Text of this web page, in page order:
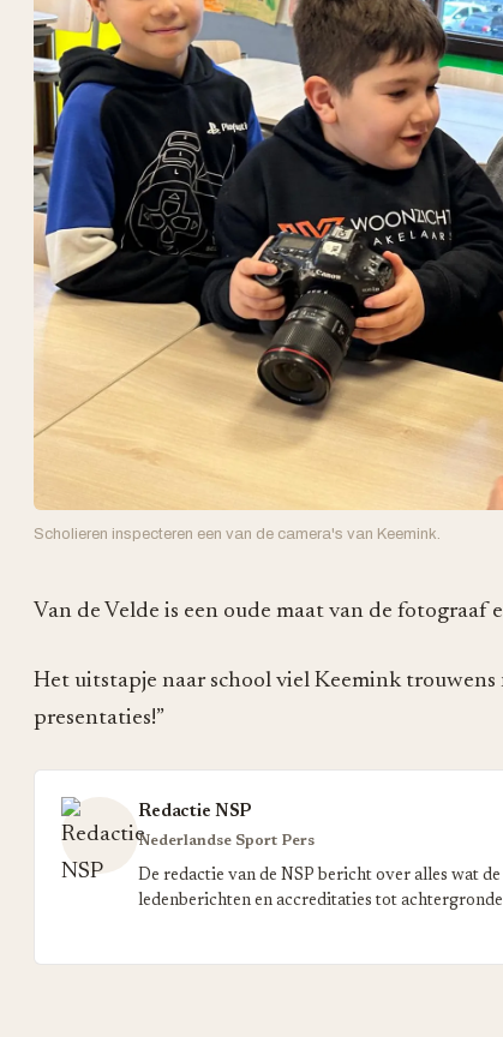
Scholieren inspecteren een van de camera's van Keemink.
Van de Velde is een oude maat van de fotograaf
Het uitstapje naar school viel Keemink trouwens
presentaties!”
Redactie NSP
Nederlandse Sport Pers
De redactie van de NSP bericht over alles wat
ledenberichten en accreditaties tot